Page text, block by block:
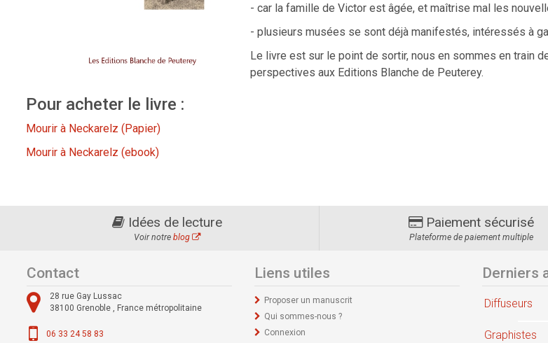
- car la famille de Victor est âgée, et maîtrise mal les
- plusieurs musées se sont déjà manifestés, intéressés à
Le livre est sur le point de sortir, nous en sommes en train
perspectives aux Editions Blanche de Peuterey.
Pour acheter le livre :
Mourir à Neckarelz (Papier)
Mourir à Neckarelz (ebook)
Idées de lecture
Voir notreblog
Paiement sécurisé
Plateforme de paiement multiple
Contact
28 rue Gay Lussac
38100 Grenoble , France métropolitaine
06 33 24 58 83
Liens utiles
Proposer un manuscrit
Qui sommes-nous ?
Connexion
Derniers
Diffuseurs
Graphistes